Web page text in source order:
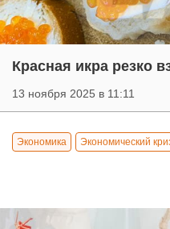
Красная икра резко
13 ноября 2025 в 11:11
Экономика Экономический